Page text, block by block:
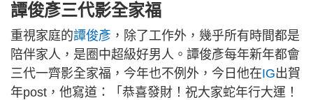
譚俊彥三代影全家福
重視家庭的譚俊彥 ，除了工作外，幾乎所有時間都是
陪伴家人，是圈中超級好男人。譚俊彥每年新年都會
三代一齊影全家福，今年也不例外，今日他在IG出賀
年post，他寫道：「恭喜發財！祝大家蛇年行大運！